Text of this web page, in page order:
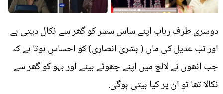
دوسری طرف رباب اپنے ساس سسر کو گھر سے نکال دیتی ہے
اور تب عدیل کی ماں ( بشریٰ انصاری) کو احساس ہوتا ہے کہ
جب انھوں نے لالچ میں اپنے چھوٹے بیٹے اور بہو کو گھر سے
نکالا تھا تو ان پر کیا بیتی ہوگی.